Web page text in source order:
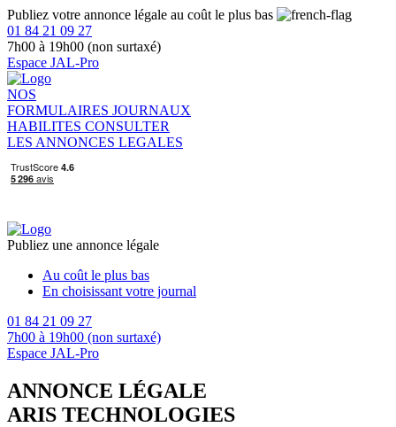
Publiez votre annonce légale au coût le plus bas
01 84 21 09 27
7h00 à 19h00 (non surtaxé)
Espace JAL-Pro
NOS
FORMULAIRES JOURNAUX
HABILITES CONSULTER
LES ANNONCES LEGALES
Publiez une annonce légale
Au coût le plus bas
En choisissant votre journal
01 84 21 09 27
7h00 à 19h00 (non surtaxé)
Espace JAL-Pro
ANNONCE LÉGALE
ARIS TECHNOLOGIES